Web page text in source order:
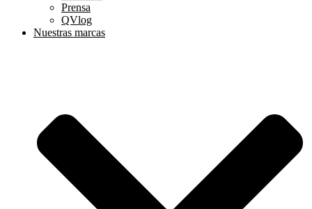
Prensa
QVlog
Nuestras marcas